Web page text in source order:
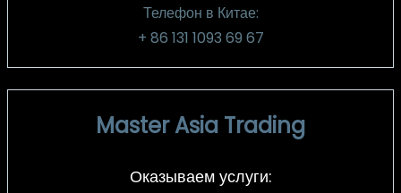
Телефон в Китае:
+ 86 131 1093 69 67
Master Asia Trading
Оказываем услуги: